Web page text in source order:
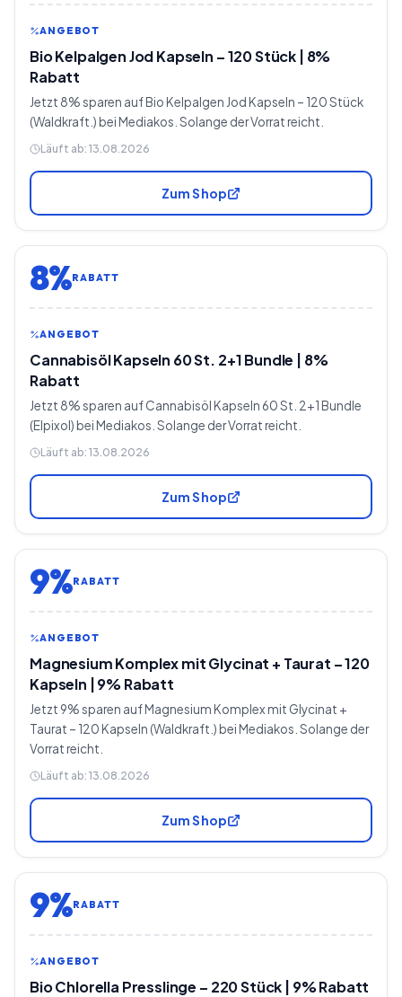
ANGEBOT
Bio Kelpalgen Jod Kapseln – 120 Stück | 8%
Rabatt
Jetzt 8% sparen auf Bio Kelpalgen Jod Kapseln – 120 Stück
(Waldkraft.) bei Mediakos. Solange der Vorrat reicht.
Läuft ab: 13.08.2026
Zum Shop
8%RABATT
ANGEBOT
Cannabisöl Kapseln 60 St. 2+1 Bundle | 8%
Rabatt
Jetzt 8% sparen auf Cannabisöl Kapseln 60 St. 2+1 Bundle
(Elpixol) bei Mediakos. Solange der Vorrat reicht.
Läuft ab: 13.08.2026
Zum Shop
9%RABATT
ANGEBOT
Magnesium Komplex mit Glycinat + Taurat – 120
Kapseln | 9% Rabatt
Jetzt 9% sparen auf Magnesium Komplex mit Glycinat +
Taurat – 120 Kapseln (Waldkraft.) bei Mediakos. Solange der
Vorrat reicht.
Läuft ab: 13.08.2026
Zum Shop
9%RABATT
ANGEBOT
Bio Chlorella Presslinge – 220 Stück | 9% Rabatt